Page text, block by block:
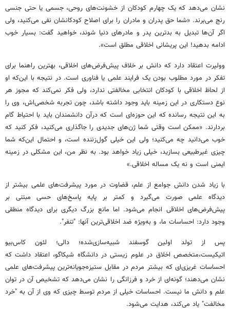
نشان می‌دهد که یک چهارم کودکان از خشونت‌های روحی، جسمی یا حتی جنسی
رنج می‌برند. «شما حق پدران و مادران را برای اصلاح کودکانشان نفی می‌کنید، ولی
اگر آن‌ها تبدیل به بدترین پدر و مادرهای دنیا شوند، خواهید گفت: بسیار خوب
ادامه بدهید! این پریشانی اخلاقی مطلق است».
وولپرت اعتقاد دارد که دانش بر خلاف پیش‌فرض‌های اخلاقی، بهترین راهنما برای
تفکر در مورد مطلوب بودن یک فرایند علمی یا فناوری است. در نتیجه با این‌که او
از لحاظ اخلاقی با کودکان انتخابی مخالفتی ندارد، ولی فکر نمی‌کند که مجوز هر
نوع دستکاری در این زمینه باید وجود داشته باشد، چون تجربه شخصی‌اش، وی را
به این نتیجه رسانده که این حوزه‌ای است که درآن دانشمندان باید با احتیاط گام
بردارند. «ممکن است وقتی شما ژن‌های جدیدی را جاگذاری می‌کنید، فکر کنید که
خوب می‌دانید چه می‌کنید؛ ولی این خیلی گول‌زننده است، و احتمال این‌که شما
چیزی غیرطبیعی بسازید، خیلی زیاد خواهد بود. به نظر من، این مشکلی در زمینه
ایمنی است و نه یک مساله اخلاقی.»
با زیاد شدن دانش جوامع از علم، قضاوت در مورد پیشرفت‌های علمی بیشتر از
دیدگاه علمی صورت می‌گیرد و کمتر بر پایه پاسخ‌های حسی مبتنی بر
پیش‌فرض‌های اخلاقی انجام می‌شود. اما مانع بزرگ دیگری برای دیدگاه منطقی
وجود دارد: احساسات ما، و به‌ویژه ضد اخلاقی‌ترین آنها: "تنفر".
پس از تولد اولین گوسفند شبیه‌سازی‌شده؛ دالی؛ لئون کاس‌بیو
اتیکیست،متخصص اخلاق در علوم زیستی در دانشگاه شیکاگو، اعتقاد داشت که
احساسات غریزی‌ای که بیشتر مردم در مقابل ستیزه‌جویانه‌ترین پیشرفت‌های علمی
نشان می‌دهند؛ گونه‌ای از خرد و فرزانگی را نشان می‌دهد که تشخیص آن در توان
علم و دانش ما نیست. احساسات خیلی از مردم توسط چیزی که وی از آن به "خرد
مخالفت" یاد می‌کند، هدایت می‌شود.